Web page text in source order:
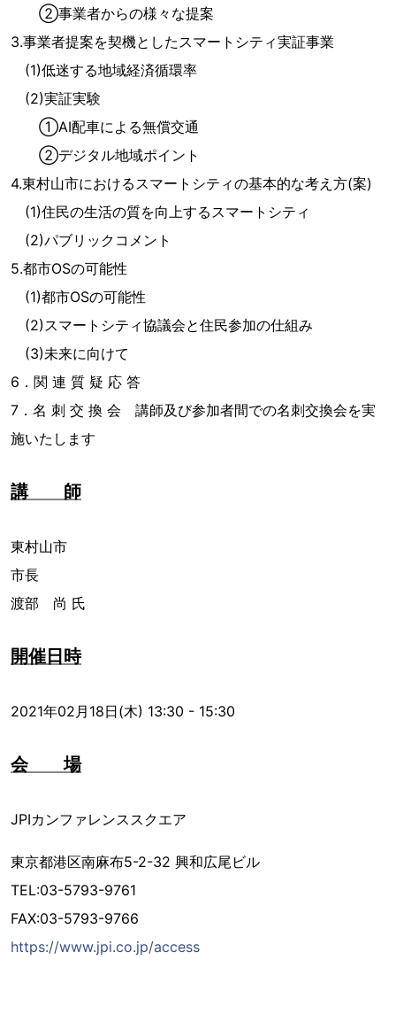
②事業者からの様々な提案
3.事業者提案を契機としたスマートシティ実証事業
(1)低迷する地域経済循環率
(2)実証実験
①AI配車による無償交通
②デジタル地域ポイント
4.東村山市におけるスマートシティの基本的な考え方(案)
(1)住民の生活の質を向上するスマートシティ
(2)パブリックコメント
5.都市OSの可能性
(1)都市OSの可能性
(2)スマートシティ協議会と住民参加の仕組み
(3)未来に向けて
6．関 連 質 疑 応 答
7．名 刺 交 換 会 講師及び参加者間での名刺交換会を実
施いたします
講 師
東村山市
市長
渡部 尚 氏
開催日時
2021年02月18日(木) 13:30 - 15:30
会 場
JPIカンファレンススクエア
東京都港区南麻布5-2-32 興和広尾ビル
TEL:03-5793-9761
FAX:03-5793-9766
https://www.jpi.co.jp/access